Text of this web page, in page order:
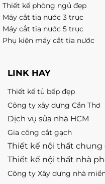
Thiết kế phòng ngủ đẹp
Máy cắt tia nước 3 trục
Máy cắt tia nước 5 trục
Phụ kiện máy cắt tia nước
LINK HAY
Thiết kế tủ bếp đẹp
Công ty xây dựng Cần Thơ
Dịch vụ sửa nhà HCM
Gia công cắt gạch
Thiết kế nội thất chung
Thiết kế nội thất nhà
Công ty Xây dựng nhà